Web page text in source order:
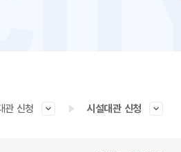
관 신청 시설대관 신청